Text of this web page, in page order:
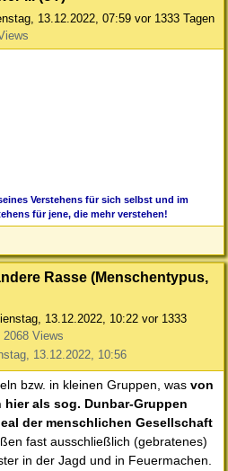
13.12.2022, 07:59 vor 1333 Tagen
Verstehens für sich selbst und im
für jene, die mehr verstehen!
Rasse (Menschentypus,
13.12.2022, 10:22 vor 1333
2068 Views
13.12.2022, 10:56
bzw. in kleinen Gruppen, was von
als sog. Dunbar-Gruppen
der menschlichen Gesellschaft
fast ausschließlich (gebratenes)
in der Jagd und in Feuermachen.